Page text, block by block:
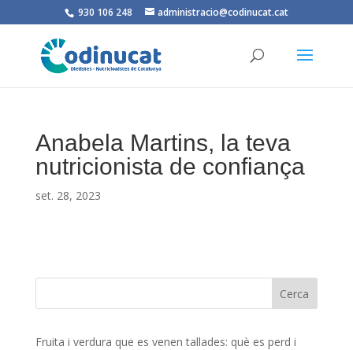
930 106 248 administracio@codinucat.cat
Anabela Martins, la teva
nutricionista de confiança
set. 28, 2023
Fruita i verdura que es venen tallades: què es perd i